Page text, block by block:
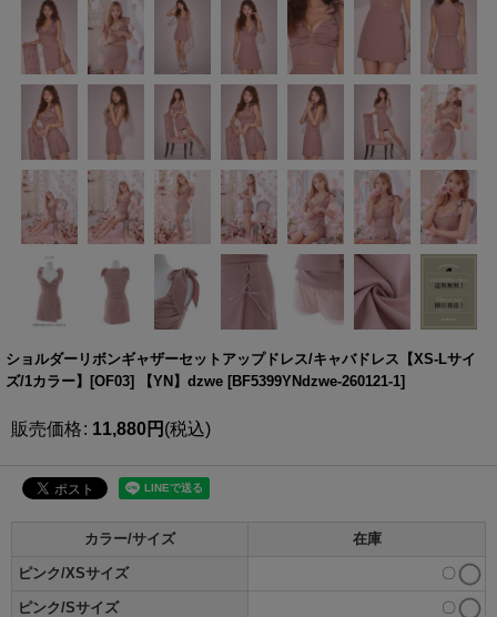
ショルダーリボンギャザーセットアップドレス/キャバドレス【XS-Lサイ
ズ/1カラー】[OF03] 【YN】dzwe [BF5399YNdzwe-260121-1]
販売価格: 11,880円 (税込)
カラー/サイズ 在庫
ピンク/XSサイズ 〇
ピンク/Sサイズ 〇